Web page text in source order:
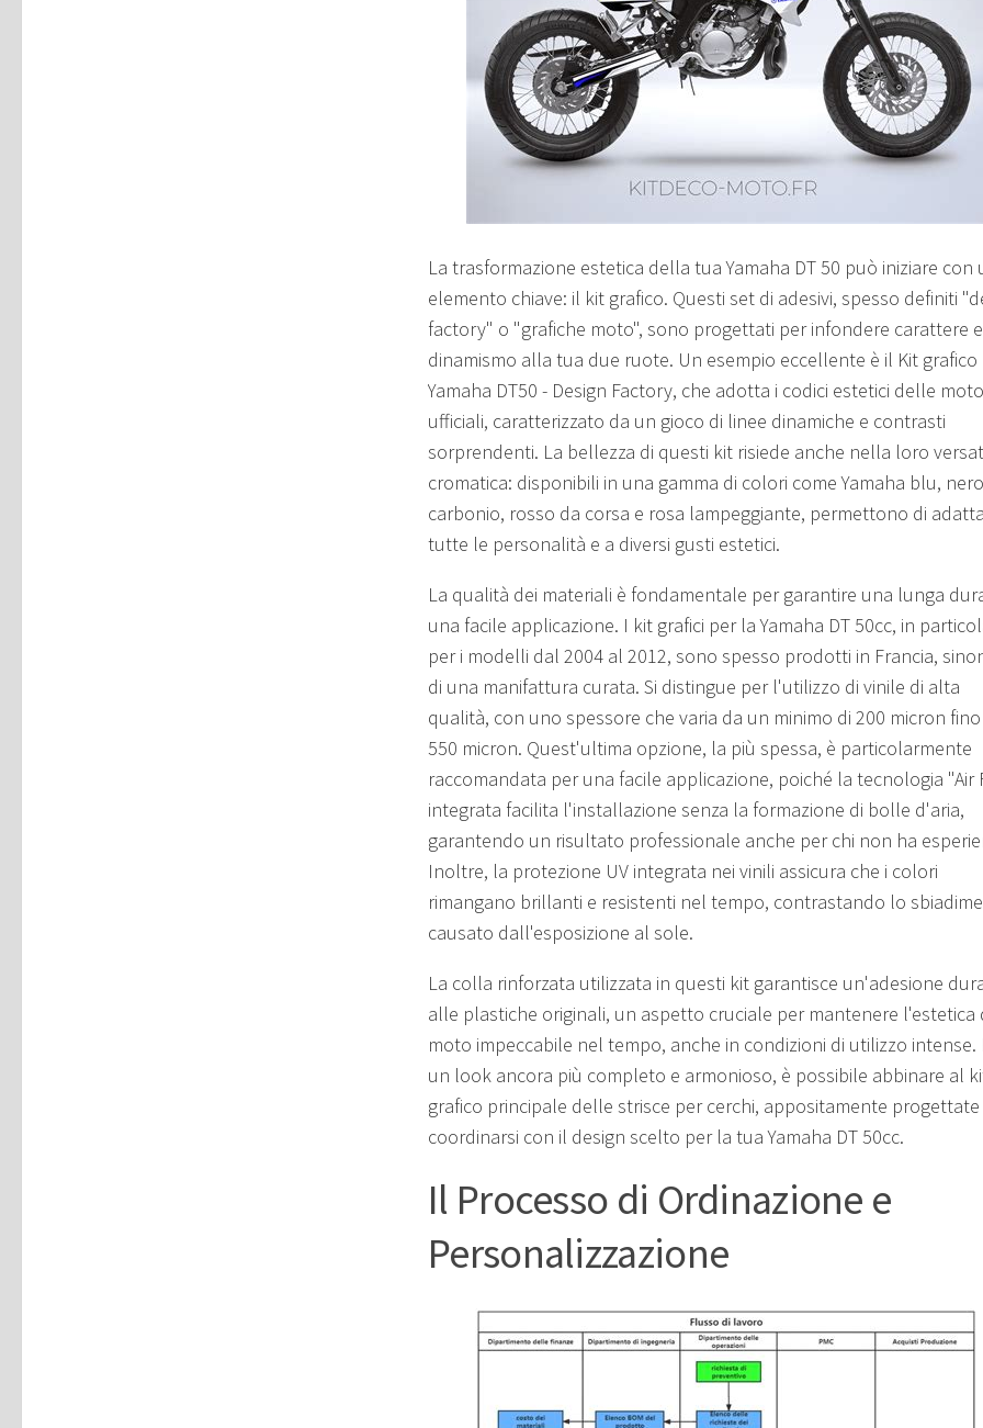
La trasformazione estetica della tua Yamaha DT 50 può iniziare con
elemento chiave: il kit grafico. Questi set di adesivi, spesso definiti
factory" o "grafiche moto", sono progettati per infondere carattere e
dinamismo alla tua due ruote. Un esempio eccellente è il Kit grafico
Yamaha DT50 - Design Factory, che adotta i codici estetici delle moto
ufficiali, caratterizzato da un gioco di linee dinamiche e contrasti
sorprendenti. La bellezza di questi kit risiede anche nella loro
cromatica: disponibili in una gamma di colori come Yamaha blu,
carbonio, rosso da corsa e rosa lampeggiante, permettono di
tutte le personalità e a diversi gusti estetici.
La qualità dei materiali è fondamentale per garantire una lunga
una facile applicazione. I kit grafici per la Yamaha DT 50cc, in
per i modelli dal 2004 al 2012, sono spesso prodotti in Francia,
di una manifattura curata. Si distingue per l'utilizzo di vinile di alta
qualità, con uno spessore che varia da un minimo di 200 micron
550 micron. Quest'ultima opzione, la più spessa, è particolarmente
raccomandata per una facile applicazione, poiché la tecnologia "Air
integrata facilita l'installazione senza la formazione di bolle d'aria,
garantendo un risultato professionale anche per chi non ha
Inoltre, la protezione UV integrata nei vinili assicura che i colori
rimangano brillanti e resistenti nel tempo, contrastando lo
causato dall'esposizione al sole.
La colla rinforzata utilizzata in questi kit garantisce un'adesione
alle plastiche originali, un aspetto cruciale per mantenere l'estetica
moto impeccabile nel tempo, anche in condizioni di utilizzo intense.
un look ancora più completo e armonioso, è possibile abbinare al
grafico principale delle strisce per cerchi, appositamente
coordinarsi con il design scelto per la tua Yamaha DT 50cc.
Il Processo di Ordinazione e
Personalizzazione